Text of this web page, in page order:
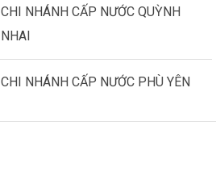
CHI NHÁNH CẤP NƯỚC QUỲNH
NHAI
CHI NHÁNH CẤP NƯỚC PHÙ YÊN